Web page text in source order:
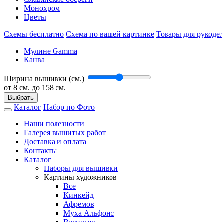
Монохром
Цветы
Схемы бесплатно Схема по вашей картинке Товары для
Мулине Gamma
Канва
Ширина вышивки (см.)
от 8 см. до 158 см.
Выбрать
Каталог Набор по Фото
Наши полезности
Галерея вышитых работ
Доставка и оплата
Контакты
Каталог
Наборы для вышивки
Картины художников
Все
Кинкейд
Афремов
Муха Альфонс